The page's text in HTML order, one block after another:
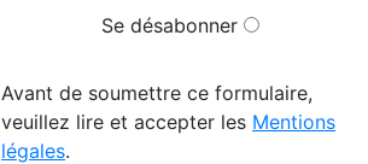
Se désabonner
Avant de soumettre ce formulaire,
veuillez lire et accepter les Mentions
légales.